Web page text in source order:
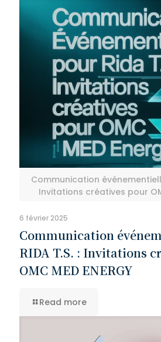
Communication
Invitations créatives pour
6 février 2025
Communication
RIDA T.S. : Invitations
OMC MED ENERGY
Read more